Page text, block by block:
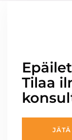
Tilaa